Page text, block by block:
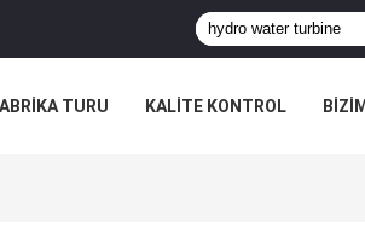
TURU KALITE KONTROL